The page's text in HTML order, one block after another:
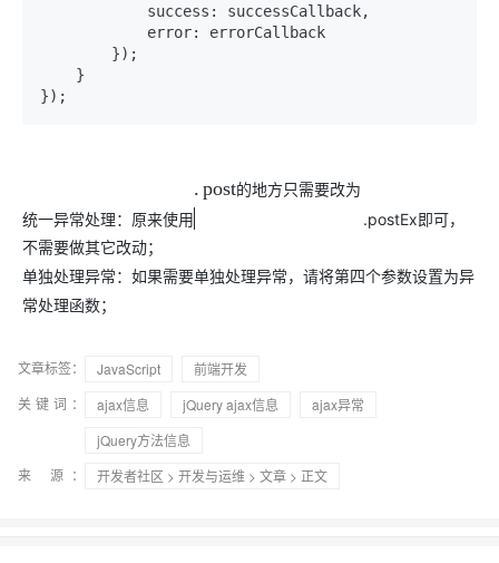
});
统一异常处理：原来使用
. post的地方只 需要改为
.postEx即可，
不需要做其它改动；
单独处理异常：如果需要单独处理异常，请将第四个参数设置为异
常处理函数；
文章标签： JavaScript
前端开发
关键词：
ajax信息 jQuery ajax信息
ajax异常
jQuery方法信息
来 源：
开发者社区 > 开发与运维 > 文章 > 正文